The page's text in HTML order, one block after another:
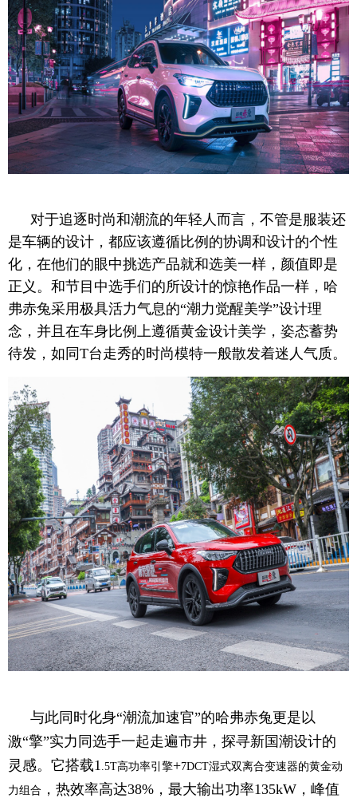
对于追逐时尚和潮流的年轻人而言，不管是服装还
是车辆的设计，都应该遵循比例的协调和设计的个性
化，在他们的眼中挑选产品就和选美一样，颜值即是
正义。和节目中选手们的所设计的惊艳作品一样，哈
弗赤兔采用极具活力气息的“潮力觉醒美学”设计理
念，并且在车身比例上遵循黄金设计美学，姿态蓄势
待发，如同T台走秀的时尚模特一般散发着迷人气质。
与此同时化身“潮流加速官”的哈弗赤兔更是以
激“擎”实力同选手一起走遍市井，探寻新国潮设计的
灵感。它搭载1.5T高功率引擎+7DCT湿式双离合变速器的黄金动
力组合 ，热效率高达38%，最大输出功率135kW，峰值